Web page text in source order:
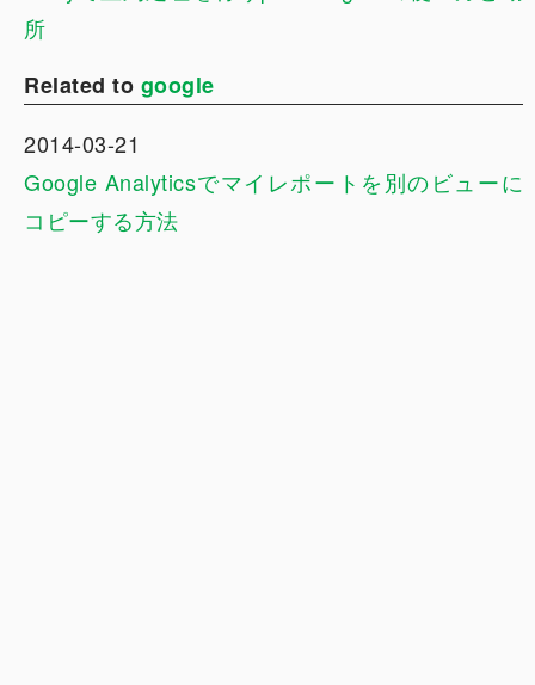
所
Related to google
2014-03-21
Google Analyticsでマイレポートを別のビューに
コピーする方法